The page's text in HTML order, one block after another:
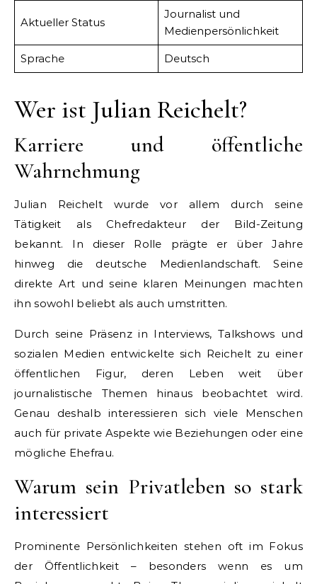
Aktueller Status
Journalist und
Medienpersönlichkeit
Sprache Deutsch
Wer ist Julian Reichelt?
Karriere und öffentliche
Wahrnehmung
Julian Reichelt wurde vor allem durch seine
Tätigkeit als Chefredakteur der Bild-Zeitung
bekannt. In dieser Rolle prägte er über Jahre
hinweg die deutsche Medienlandschaft. Seine
direkte Art und seine klaren Meinungen machten
ihn sowohl beliebt als auch umstritten.
Durch seine Präsenz in Interviews, Talkshows und
sozialen Medien entwickelte sich Reichelt zu einer
öffentlichen Figur, deren Leben weit über
journalistische Themen hinaus beobachtet wird.
Genau deshalb interessieren sich viele Menschen
auch für private Aspekte wie Beziehungen oder eine
mögliche Ehefrau.
Warum sein Privatleben so stark
interessiert
Prominente Persönlichkeiten stehen oft im Fokus
der Öffentlichkeit – besonders wenn es um